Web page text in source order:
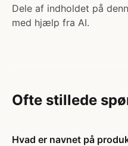
Dele af indholdet på
med hjælp fra AI.
Ofte stillede
Hvad er navnet på